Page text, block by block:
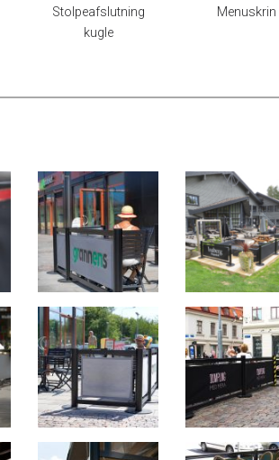
Stolpeafslutning
kugle
Menuskrin